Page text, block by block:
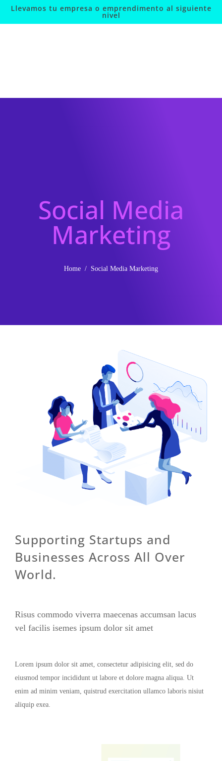
Llevamos tu empresa o emprendimento al siguiente
nivel
Social Media
Marketing
Home Social Media Marketing
Supporting Startups and
Businesses Across All Over
World.
Risus commodo viverra maecenas accumsan lacus
vel facilis isemes ipsum dolor sit amet
Lorem ipsum dolor sit amet, consectetur adipisicing elit, sed do
eiusmod tempor incididunt ut labore et dolore magna aliqua. Ut
enim ad minim veniam, quistrud exercitation ullamco laboris nisiut
aliquip exea.